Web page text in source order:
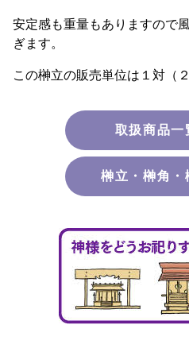
安定感も重量もありますので
ぎます。
この榊立の販売単位は１対（
取扱商品一
榊立・榊角・